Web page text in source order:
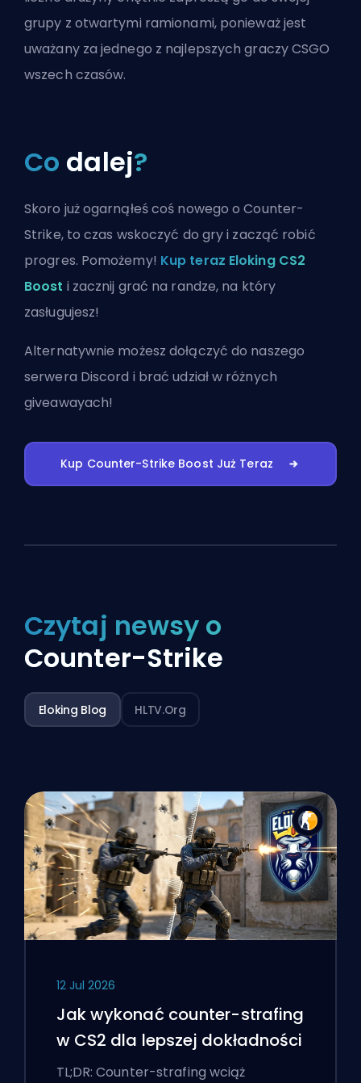
grupy z otwartymi ramionami, ponieważ jest
uważany za jednego z najlepszych graczy CSGO
wszech czasów.
Co dalej?
Skoro już ogarnąłeś coś nowego o Counter-
Strike, to czas wskoczyć do gry i zacząć robić
progres. Pomożemy! Kup teraz Eloking CS2
Boost i zacznij grać na randze, na który
zasługujesz!
Alternatywnie możeszdołączyć do naszego
serwera Discord i brać udział w różnych
giveawayach!
Kup Counter-Strike Boost Już Teraz
Czytaj newsy o
Counter-Strike
Eloking Blog HLTV.org
12 Jul 2026
Jak wykonać counter-strafing
w CS2 dla lepszej dokładności
TL;DR: Counter-strafing wciąż